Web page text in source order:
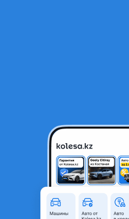
BYD Destroyer 05 Luxury 2025 года
Новая
Объявление находится в архиве